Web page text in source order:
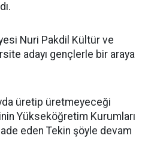
Nuri Pakdil Kültür ve
adayı gençlerle bir araya
üretip üretmeyeceği
Yükseköğretim Kurumları
eden Tekin şöyle devam